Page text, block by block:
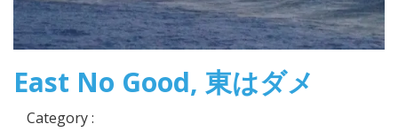
East No Good, 東はダメ
Category :